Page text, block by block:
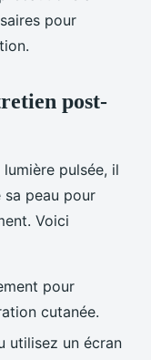
pour
post-
pulsée, il
peau pour
Voici
pour
cutanée.
utilisez un écran